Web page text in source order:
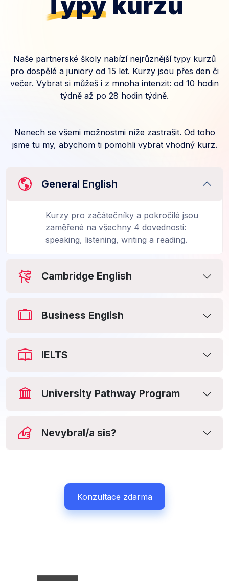
Naše partnerské školy nabízí nejrůznější typy kurzů
pro dospělé a juniory od 15 let. Kurzy jsou přes den či
večer. Vybrat si můžeš i z mnoha intenzit: od 10 hodin
týdně až po 28 hodin týdně.
Nenech se všemi možnostmi níže zastrašit. Od toho
jsme tu my, abychom ti pomohli vybrat vhodný kurz.
General English
Kurzy pro začátečníky a pokročilé jsou
zaměřené na všechny 4 dovednosti:
speaking, listening, writing a reading.
Cambridge English
Business English
IELTS
University Pathway Program
Nevybral/a sis?
Konzultace zdarma